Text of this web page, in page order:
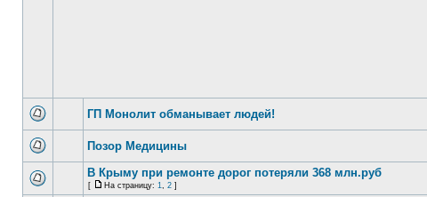
ГП Монолит обманывает людей!
Позор Медицины
В Крыму при ремонте дорог потеряли 368 млн.руб
[ На страницу: 1, 2 ]